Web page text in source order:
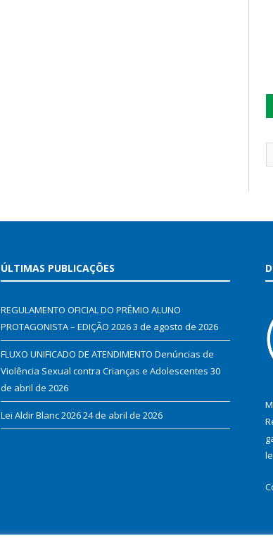
ÚLTIMAS PUBLICAÇÕES
REGULAMENTO OFICIAL DO PRÊMIO ALUNO
PROTAGONISTA – EDIÇÃO 20263 de agosto de 2026
FLUXO UNIFICADO DE ATENDIMENTO Denúncias de
Violência Sexual contra Crianças e Adolescentes 30
de abril de 2026
Lei Aldir Blanc 202624 de abril de 2026